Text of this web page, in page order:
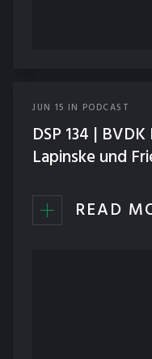
JUN 15 IN PODCAST
DSP 134 |
Lapinske und
READ